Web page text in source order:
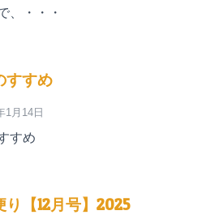
、・・・
すすめ
1月14日
すめ
り【12月号】2025